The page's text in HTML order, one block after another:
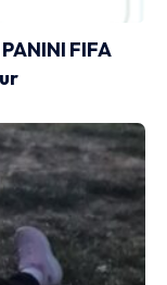
FIFA